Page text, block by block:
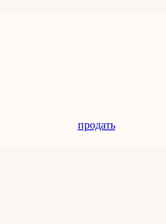
продать